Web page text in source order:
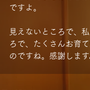
ですよ。
見えないところで、
ろで、たくさんお育
のですね。感謝しま